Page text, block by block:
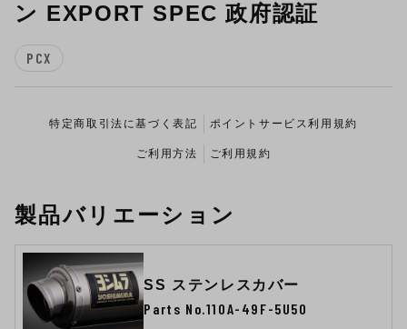
ン EXPORT SPEC 政府認証
PCX
特定商取引法に基づく表記 ポイントサービス利用規約
ご利用方法 ご利用規約
製品バリエーション
SS ステンレスカバー
Parts No.110A-49F-5U50